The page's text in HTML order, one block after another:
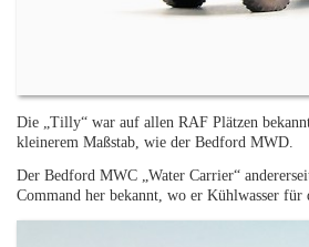
Die „Tilly“ war auf allen RAF Plätzen
kleinerem Maßstab, wie der Bedford MWD.
Der Bedford MWC „Water Carrier“
Command her bekannt, wo er Kühlwasser